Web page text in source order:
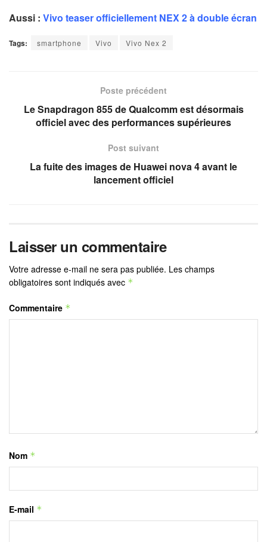
Aussi : Vivo teaser officiellement NEX 2 à double écran
Tags: smartphone Vivo Vivo Nex 2
Poste précédent
Le Snapdragon 855 de Qualcomm est désormais
officiel avec des performances supérieures
Post suivant
La fuite des images de Huawei nova 4 avant le
lancement officiel
Laisser un commentaire
Votre adresse e-mail ne sera pas publiée. Les champs
obligatoires sont indiqués avec *
Commentaire *
Nom *
E-mail *